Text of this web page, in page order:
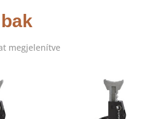
megjelenítveSorted